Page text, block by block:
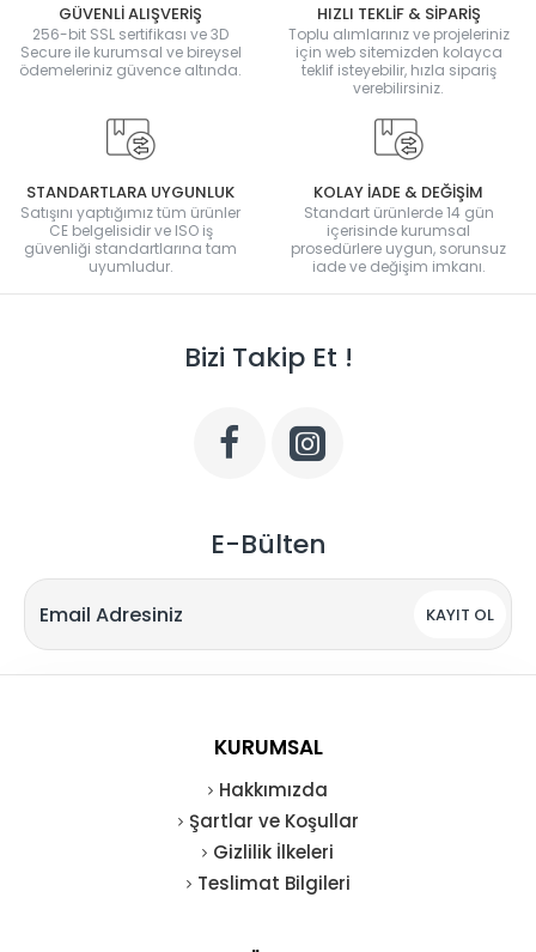
GÜVENLİ ALIŞVERİŞ
256-bit SSL sertifikası ve 3D
Secure ile kurumsal ve bireysel
ödemeleriniz güvence altında.
HIZLI TEKLİF & SİPARİŞ
Toplu alımlarınız ve projeleriniz
için web sitemizden kolayca
teklif isteyebilir, hızla sipariş
verebilirsiniz.
STANDARTLARA UYGUNLUK
Satışını yaptığımız tüm ürünler
CE belgelisidir ve ISO iş
güvenliği standartlarına tam
uyumludur.
KOLAY İADE & DEĞİŞİM
Standart ürünlerde 14 gün
içerisinde kurumsal
prosedürlere uygun, sorunsuz
iade ve değişim imkanı.
Bizi Takip Et !
E-Bülten
KAYIT OL
KURUMSAL
Hakkımızda
Şartlar ve Koşullar
Gizlilik İlkeleri
Teslimat Bilgileri